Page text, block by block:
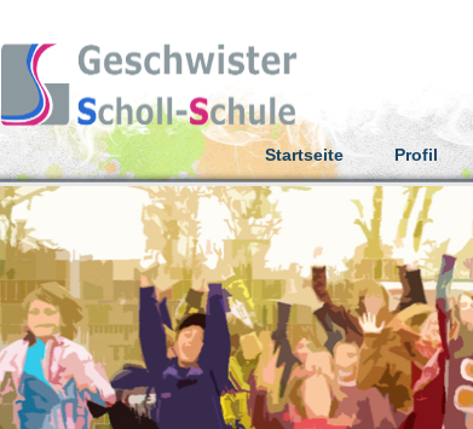
Startseite Profil